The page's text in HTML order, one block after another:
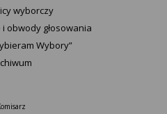
wyborczy
obwody głosowania
Wybory”